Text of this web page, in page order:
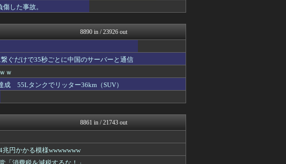
に80...
大艦巨砲主義！
パチスロログ
した事故。
8890 in / 23926 out
ぐだけで35秒ごとに中国のサーバーと通信
ｗ
成 55Lタンクでリッター36km（SUV）
8861 in / 21743 out
円かかる模様wwwwwww